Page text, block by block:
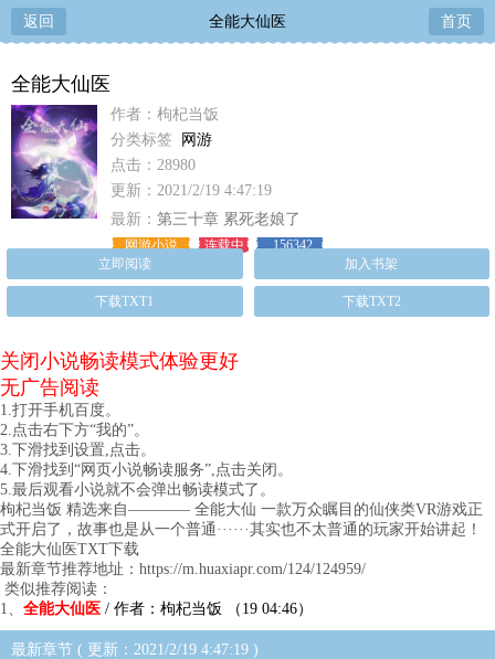
返回 全能大仙医 首页
全能大仙医
作者：枸杞当饭
分类标签
网游
点击：28980
更新：2021/2/19 4:47:19
最新： 第三十章 累死老娘了
网游小说 连载中
156342
立即阅读
加入书架
下载TXT1 下载TXT2
关闭小说畅读模式体验更好
无广告阅读
1.打开手机百度。
2.点击右下方“我的”。
3.下滑找到设置,点击。
4.下滑找到“网页小说畅读服务”,点击关闭。
5.最后观看小说就不会弹出畅读模式了。
枸杞当饭 精选来自———— 全能大仙 一款万众瞩目的仙侠类VR游戏正
式开启了，故事也是从一个普通······其实也不太普通的玩家开始讲起！
全能大仙医TXT下载
最新章节推荐地址：https://m.huaxiapr.com/124/124959/
类似推荐阅读：
1、 全能大仙医 / 作者：枸杞当饭 （19 04:46）
最新章节 ( 更新：2021/2/19 4:47:19 )